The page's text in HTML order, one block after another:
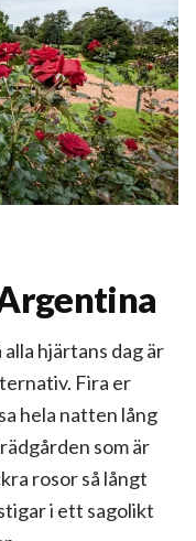
hjärtans dag är
Fira er
hela natten lång
som är
rosor så långt
i ett sagolikt